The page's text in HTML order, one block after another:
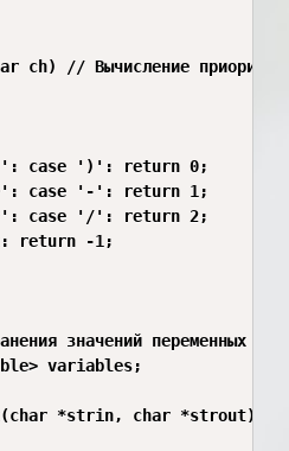
// Вычисление приоритета
case ')': return 0;
case '-': return 1;
case '/': return 2;
return -1;
значений переменных
variables;
*strin, char *strout)